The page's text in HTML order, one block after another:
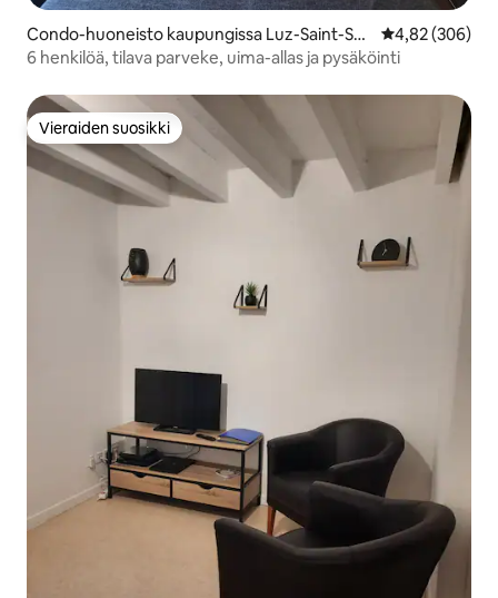
Condo-huoneisto kaupungissa Luz-Saint-Sau
veur
4,82 (306)
6 henkilöä, tilava parveke, uima-allas ja pysäköinti
Vieraiden suosikki
Vieraiden suosikki